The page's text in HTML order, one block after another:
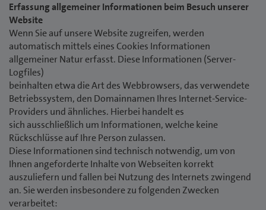
Erfassung allgemeiner Informationen beim Besuch unserer
Website
Wenn Sie auf unsere Website zugreifen, werden
automatisch mittels eines Cookies Informationen
allgemeiner Natur erfasst. Diese Informationen (Server-
Logfiles)
beinhalten etwa die Art des Webbrowsers, das verwendete
Betriebssystem, den Domainnamen Ihres Internet-Service-
Providers und ähnliches. Hierbei handelt es
sich ausschließlich um Informationen, welche keine
Rückschlüsse auf Ihre Person zulassen.
Diese Informationen sind technisch notwendig, um von
Ihnen angeforderte Inhalte von Webseiten korrekt
auszuliefern und fallen bei Nutzung des Internets zwingend
an. Sie werden insbesondere zu folgenden Zwecken
verarbeitet: